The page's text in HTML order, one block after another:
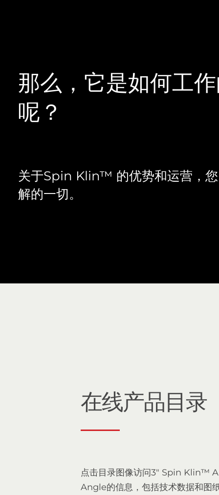
那么，它是如何工
呢？
关于Spin Klin™ 的优势和运营，
解的一切。
在线产品目录
点击目录图像访问3" Spin Klin™
Angle的信息，包括技术数据和图